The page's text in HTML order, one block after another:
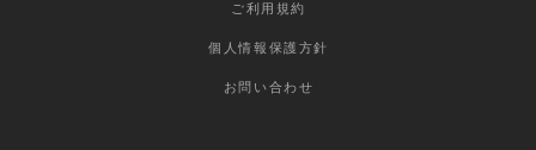
ご利用規約
個人情報保護方針
お問い合わせ